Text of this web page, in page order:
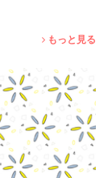
もっと見る